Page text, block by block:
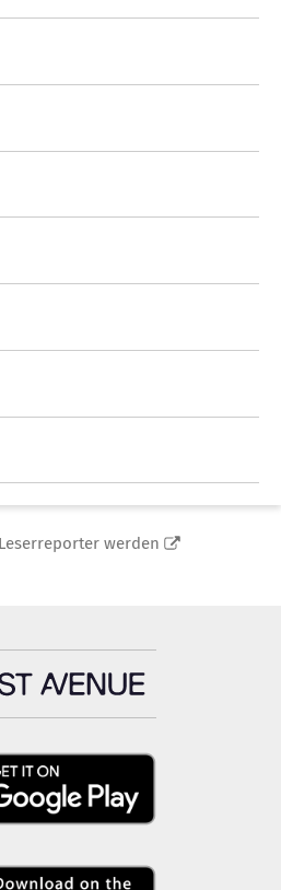
Leserreporter werden